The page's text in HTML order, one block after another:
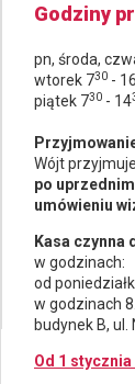
Godziny
pn, środa,
wtorek 730 - 16
piątek 730 - 14
Wójt
po
umówieniu
Kasa czynna
w godzinach:
od
w godzinach
budynek B, ul.
Od 1 stycznia